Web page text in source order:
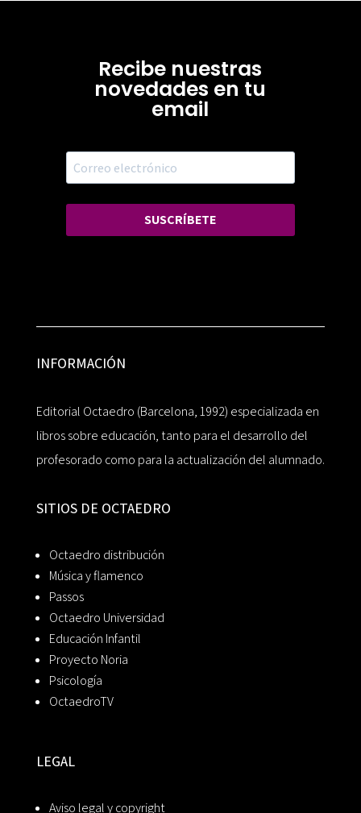
Recibe nuestras
novedades en tu
email
SUSCRÍBETE
INFORMACIÓN
Editorial Octaedro (Barcelona, 1992) especializada en
libros sobre educación, tanto para el desarrollo del
profesorado como para la actualización del alumnado.
SITIOS DE OCTAEDRO
Octaedro distribución
Música y flamenco
Passos
Octaedro Universidad
Educación Infantil
Proyecto Noria
Psicología
OctaedroTV
LEGAL
Aviso legal y copyright